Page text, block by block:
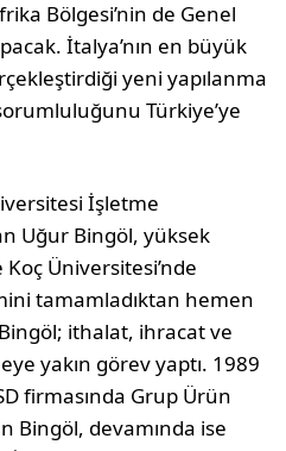
Bölgesi’nin de Genel
İtalya’nın en büyük
yeni yapılanma
Türkiye’ye
İşletme
Uğur Bingöl, yüksek
Üniversitesi’nde
tamamladıktan hemen
ithalat, ihracat ve
yakın görev yaptı. 1989
firmasında Grup Ürün
Bingöl, devamında ise